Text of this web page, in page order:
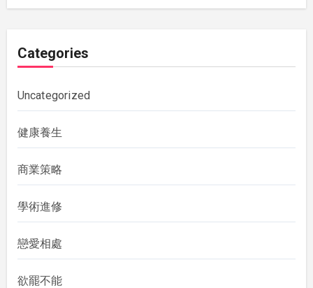
Categories
Uncategorized
健康養生
商業策略
學術進修
戀愛相處
欲罷不能